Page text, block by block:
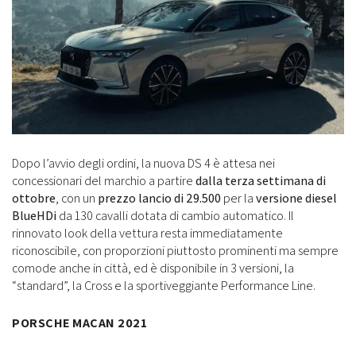
Dopo l’avvio degli ordini, la nuova DS 4 è attesa nei
concessionari del marchio a partiredalla terza settimana di
ottobre, con un prezzo lancio di 29.500per laversione diesel
BlueHDida 130 cavalli dotata di cambio automatico. Il
rinnovato look della vettura resta immediatamente
riconoscibile, con proporzioni piuttosto prominenti ma sempre
comode anche in città, ed è disponibile in 3 versioni, la
“standard”, la Cross e la sportiveggiante Performance Line.
PORSCHE MACAN 2021